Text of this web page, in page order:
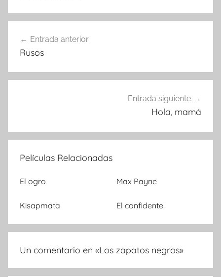
Navegación
de
entradas
Entrada anterior
Rusos
Entrada siguiente
Hola, mamá
Películas Relacionadas
El ogro Max Payne
Kisapmata El confidente
Un comentario en «Los zapatos negros»